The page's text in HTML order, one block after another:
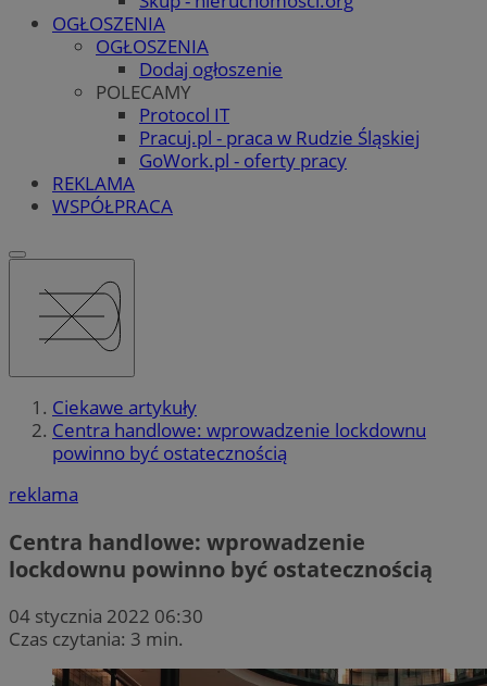
OGŁOSZENIA
OGŁOSZENIA
Dodaj ogłoszenie
POLECAMY
Protocol IT
Pracuj.pl - praca w Rudzie Śląskiej
GoWork.pl - oferty pracy
REKLAMA
WSPÓŁPRACA
Ciekawe artykuły
Centra handlowe: wprowadzenie lockdownu
powinno być ostatecznością
reklama
Centra handlowe: wprowadzenie
lockdownu powinno być ostatecznością
04 stycznia 2022 06:30
Czas czytania: 3 min.